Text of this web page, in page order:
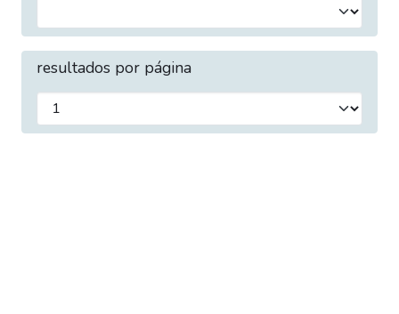
resultados por página